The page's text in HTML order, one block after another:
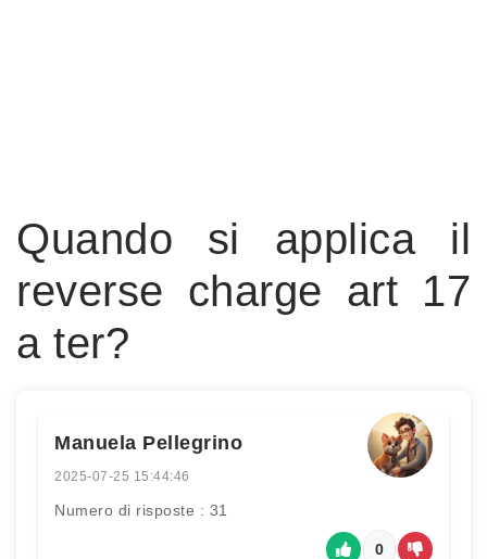
Quando si applica il
reverse charge art 17
a ter?
Manuela Pellegrino
2025-07-25 15:44:46
Numero di risposte : 31
0